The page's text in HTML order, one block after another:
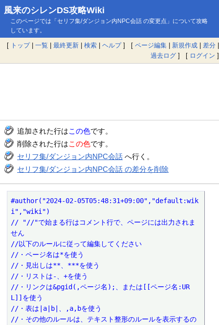
風来のシレンDS攻略Wiki
このページでは「セリフ集/ダンジョン内NPC会話 の変更点」について攻略
しています。
[ トップ| 一覧 | 最終更新 | 検索 | ヘルプ] [ ページ編集 | 新規作成 | 差分 |
過去ログ ] [ ログイン ]
追加された行はこの色です。
削除された行はこの色です。
セリフ集/ダンジョン内NPC会話 へ行く。
セリフ集/ダンジョン内NPC会話 の差分を削除
#author("2024-02-05T05:48:31+09:00","default:wik
i","wiki")
// "//"で始まる行はコメント行で、ページには出力されま
せん
//以下のルールに従って編集してください
//・ページ名は*を使う
//・見出しは**、***を使う
//・リストは-、+を使う
//・リンクは&pgid(,ページ名);、または[[ページ名:UR
L]]を使う
//・表は|a|b|、,a,bを使う
//・その他のルールは、テキスト整形のルールを表示するの